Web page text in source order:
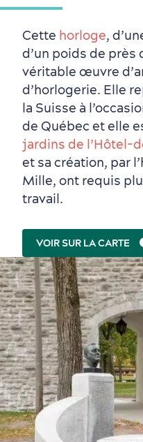
Saisons et climat
Culture animée
écoresponsable
Cette horloge,
d’un poids de près
véritable œuvre
d’horlogerie. Elle
la Suisse à
de Québec et elle
jardins de l’Hôtel-
et sa création, par
Mille, ont requis
travail.
VOIR SUR LA CARTE